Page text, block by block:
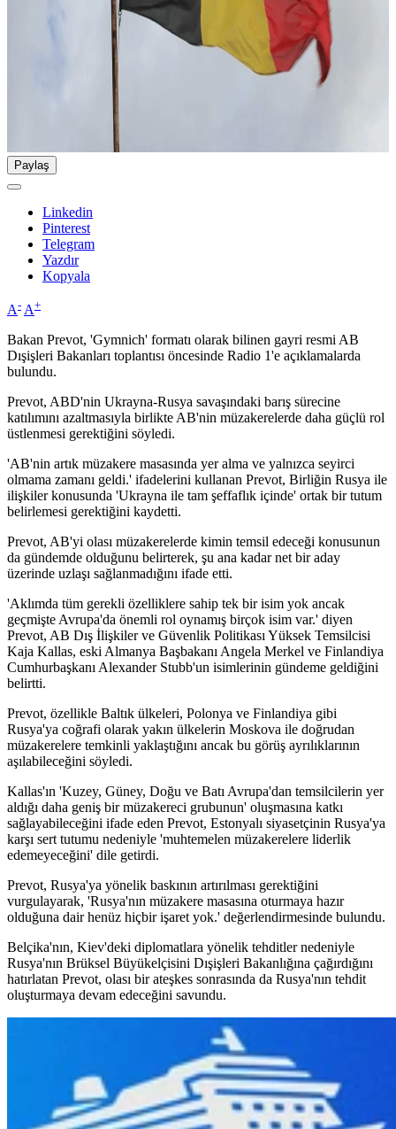
Paylaş
Linkedin
Pinterest
Telegram
Yazdır
Kopyala
A- A+
Bakan Prevot, 'Gymnich' formatı olarak bilinen gayri resmi AB
Dışişleri Bakanları toplantısı öncesinde Radio 1'e açıklamalarda
bulundu.
Prevot, ABD'nin Ukrayna-Rusya savaşındaki barış sürecine
katılımını azaltmasıyla birlikte AB'nin müzakerelerde daha güçlü rol
üstlenmesi gerektiğini söyledi.
'AB'nin artık müzakere masasında yer alma ve yalnızca seyirci
olmama zamanı geldi.' ifadelerini kullanan Prevot, Birliğin Rusya ile
ilişkiler konusunda 'Ukrayna ile tam şeffaflık içinde' ortak bir tutum
belirlemesi gerektiğini kaydetti.
Prevot, AB'yi olası müzakerelerde kimin temsil edeceği konusunun
da gündemde olduğunu belirterek, şu ana kadar net bir aday
üzerinde uzlaşı sağlanmadığını ifade etti.
'Aklımda tüm gerekli özelliklere sahip tek bir isim yok ancak
geçmişte Avrupa'da önemli rol oynamış birçok isim var.' diyen
Prevot, AB Dış İlişkiler ve Güvenlik Politikası Yüksek Temsilcisi
Kaja Kallas, eski Almanya Başbakanı Angela Merkel ve Finlandiya
Cumhurbaşkanı Alexander Stubb'un isimlerinin gündeme geldiğini
belirtti.
Prevot, özellikle Baltık ülkeleri, Polonya ve Finlandiya gibi
Rusya'ya coğrafi olarak yakın ülkelerin Moskova ile doğrudan
müzakerelere temkinli yaklaştığını ancak bu görüş ayrılıklarının
aşılabileceğini söyledi.
Kallas'ın 'Kuzey, Güney, Doğu ve Batı Avrupa'dan temsilcilerin yer
aldığı daha geniş bir müzakereci grubunun' oluşmasına katkı
sağlayabileceğini ifade eden Prevot, Estonyalı siyasetçinin Rusya'ya
karşı sert tutumu nedeniyle 'muhtemelen müzakerelere liderlik
edemeyeceğini' dile getirdi.
Prevot, Rusya'ya yönelik baskının artırılması gerektiğini
vurgulayarak, 'Rusya'nın müzakere masasına oturmaya hazır
olduğuna dair henüz hiçbir işaret yok.' değerlendirmesinde bulundu.
Belçika'nın, Kiev'deki diplomatlara yönelik tehditler nedeniyle
Rusya'nın Brüksel Büyükelçisini Dışişleri Bakanlığına çağırdığını
hatırlatan Prevot, olası bir ateşkes sonrasında da Rusya'nın tehdit
oluşturmaya devam edeceğini savundu.